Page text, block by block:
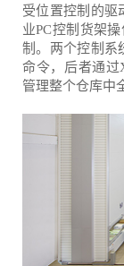
受位置控制的驱
业PC控制货架
制。两个控制系
命令，后者通
管理整个仓库中